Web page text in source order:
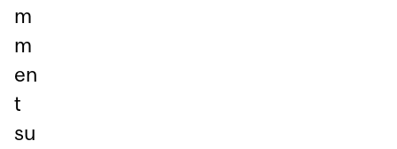
m
m
en
t
su